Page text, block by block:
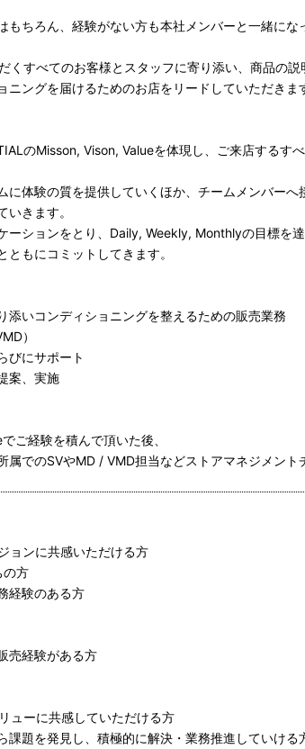
もちろん、経験がない方も本社メンバーと一緒にな
くすべてのお客様とスタッフに寄り添い、商品の
ングを届けるためのお店をリードしていただきま
のMisson, Vison, Valueを体現し、ご来店するす
に体験の質を提供していくほか、チームメンバーへ
きます。
ーションをとり、Daily, Weekly, Monthlyの目標を
もにコミットしてきます。
添いコンディショニングを整えるための販売業務
）
びにサポート
案、実施
ご経験を積んで頂いた後、
属でのSVやMD / VMD担当などストアマネジメント
ョンに共感いただける方
の方
経験のある方
売経験がある方
ューに共感していただける方
課題を発見し、積極的に解決・業務推進していける